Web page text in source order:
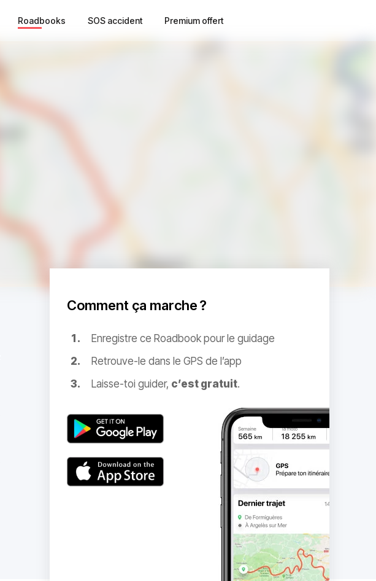
Roadbooks SOS accident Premium offert
Comment ça marche ?
Enregistre ce Roadbook pour le guidage
Retrouve-le dans le GPS de l’app
Laisse-toi guider, c’est gratuit.